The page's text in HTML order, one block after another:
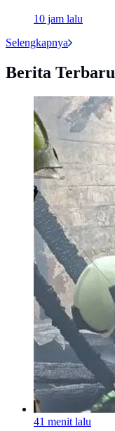
10 jam lalu
Selengkapnya
Berita Terbaru
41 menit lalu